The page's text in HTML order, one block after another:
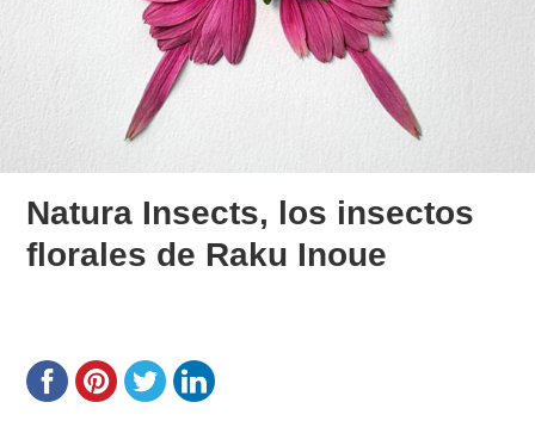
Natura Insects, los insectos
florales de Raku Inoue